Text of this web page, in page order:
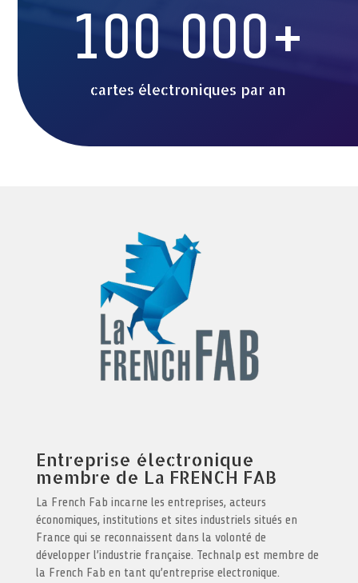
100 000+
cartes électroniques par an
Entreprise électronique
membre de La FRENCH FAB
La French Fab incarne les entreprises, acteurs
économiques, institutions et sites industriels situés en
France qui se reconnaissent dans la volonté de
développer l’industrie française. Technalp est membre de
la French Fab en tant qu’entreprise electronique.